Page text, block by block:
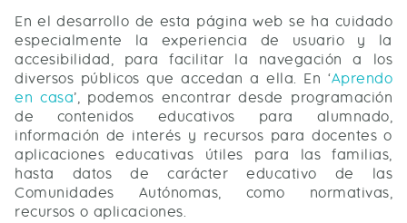
En el desarrollo de esta página web se ha cuidado
especialmente la experiencia de usuario y la
accesibilidad, para facilitar la navegación a los
diversos públicos que accedan a ella. En ‘Aprendo
en casa’, podemos encontrar desde programación
de contenidos educativos para alumnado,
información de interés y recursos para docentes o
aplicaciones educativas útiles para las familias,
hasta datos de carácter educativo de las
Comunidades Autónomas, como normativas,
recursos o aplicaciones.